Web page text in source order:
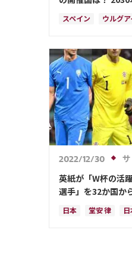
トガル・モロッコ
アイ・アルゼンチ
スペイン ウルグア
ドイツ サウジア
アメリカ フランス
日本 カナダ 韓
スイス オースト
ウェールズ
2022/12/30
サ
英紙が「W杯の活
選手」を32か国か
代表から選ばれた
なく…
日本 堂安 律